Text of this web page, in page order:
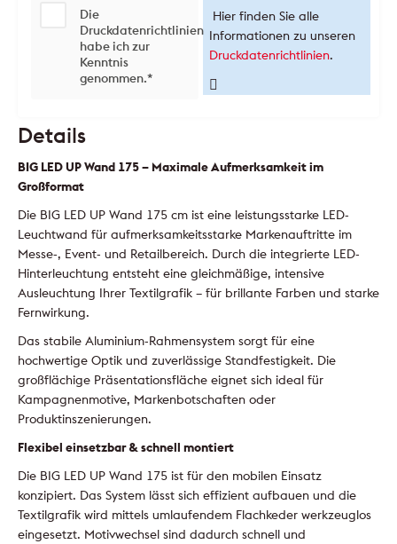
Die
Druckdatenrichtlinien
habe ich zur
Kenntnis
genommen.*
Hier finden Sie alle
Informationen zu unseren
Druckdatenrichtlinien.
Details
BIG LED UP Wand 175 – Maximale Aufmerksamkeit im
Großformat
Die BIG LED UP Wand 175 cm ist eine leistungsstarke LED-
Leuchtwand für aufmerksamkeitsstarke Markenauftritte im
Messe-, Event- und Retailbereich. Durch die integrierte LED-
Hinterleuchtung entsteht eine gleichmäßige, intensive
Ausleuchtung Ihrer Textilgrafik – für brillante Farben und starke
Fernwirkung.
Das stabile Aluminium-Rahmensystem sorgt für eine
hochwertige Optik und zuverlässige Standfestigkeit. Die
großflächige Präsentationsfläche eignet sich ideal für
Kampagnenmotive, Markenbotschaften oder
Produktinszenierungen.
Flexibel einsetzbar & schnell montiert
Die BIG LED UP Wand 175 ist für den mobilen Einsatz
konzipiert. Das System lässt sich effizient aufbauen und die
Textilgrafik wird mittels umlaufendem Flachkeder werkzeuglos
eingesetzt. Motivwechsel sind dadurch schnell und